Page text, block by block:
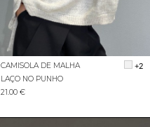
CAMISOLA DE MALHA
LAÇO NO PUNHO
+2
21.00 €